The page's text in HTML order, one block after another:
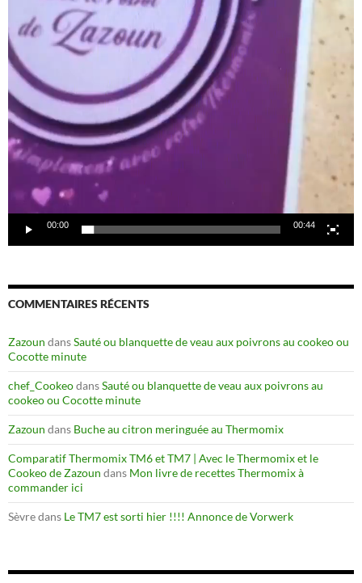
00:00 00:44
COMMENTAIRES RÉCENTS
Zazoun dansSauté ou blanquette de veau aux poivrons au cookeo ou
Cocotte minute
chef_CookeodansSauté ou blanquette de veau aux poivrons au
cookeo ou Cocotte minute
Zazoun dans Buche au citron meringuée au Thermomix
Comparatif Thermomix TM6 et TM7 | Avec le Thermomix et le
Cookeo de Zazoun dans Mon livre de recettes Thermomix à
commander ici
Sèvredans Le TM7 est sorti hier !!!! Annonce de Vorwerk